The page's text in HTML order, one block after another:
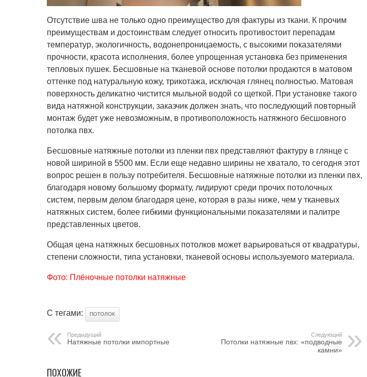
Отсутствие шва не только одно преимущество для фактуры из ткани. К прочим
преимуществам и достоинствам следует относить противостоит перепадам
температур, экологичность, водонепроницаемость, с высокими показателями
прочности, красота исполнения, более упрощенная установка без применения
тепловых пушек. Бесшовные на тканевой основе потолки продаются в матовом
оттенке под натуральную кожу, трикотажа, исключая глянец полностью. Матовая
поверхность деликатно чистится мыльной водой со щеткой. При установке такого
вида натяжной конструкции, заказчик должен знать, что последующий повторный
монтаж будет уже невозможным, в противоположность натяжного бесшовного
потолка пвх.
Бесшовные натяжные потолки из пленки пвх представляют фактуру в глянце с
новой шириной в 5500 мм. Если еще недавно ширины не хватало, то сегодня этот
вопрос решен в пользу потребителя. Бесшовные натяжные потолки из пленки пвх,
благодаря новому большому формату, лидируют среди прочих потолочных
систем, первым делом благодаря цене, которая в разы ниже, чем у тканевых
натяжных систем, более гибкими функциональными показателями и палитре
представленных цветов.
Общая цена натяжных бесшовных потолков может варьироваться от квадратуры,
степени сложности, типа установки, тканевой основы используемого материала.
Фото: Плёночные потолки натяжные
С тегами: ПОТОЛОК
Предыдущий
Натяжные потолки импортные
Следующий
Потолки натяжные пвх: «подводные
камни»
ПОХОЖИЕ